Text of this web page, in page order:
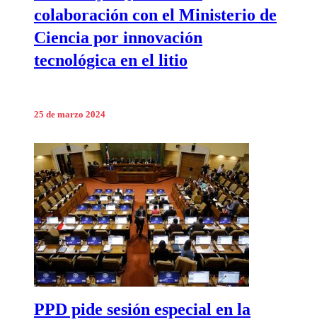
colaboración con el Ministerio de
Ciencia por innovación
tecnológica en el litio
25 de marzo 2024
PPD pide sesión especial en la